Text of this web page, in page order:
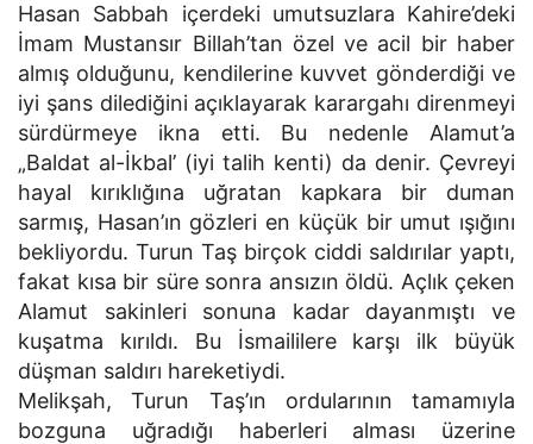
Hasan Sabbah içerdeki umutsuzlara Kahire’deki
İmam Mustansır Billah’tan özel ve acil bir haber
almış olduğunu, kendilerine kuvvet gönderdiği ve
iyi şans dilediğini açıklayarak karargahı direnmeyi
sürdürmeye ikna etti. Bu nedenle Alamut’a
„Baldat al-İkbal’ (iyi talih kenti) da denir. Çevreyi
hayal kırıklığına uğratan kapkara bir duman
sarmış, Hasan’ın gözleri en küçük bir umut ışığını
bekliyordu. Turun Taş birçok ciddi saldırılar yaptı,
fakat kısa bir süre sonra ansızın öldü. Açlık çeken
Alamut sakinleri sonuna kadar dayanmıştı ve
kuşatma kırıldı. Bu İsmaililere karşı ilk büyük
düşman saldırı hareketiydi.
Melikşah, Turun Taş’ın ordularının tamamıyla
bozguna uğradığı haberleri alması üzerine